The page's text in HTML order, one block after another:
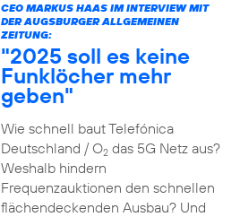
CEO MARKUS HAAS IM INTERVIEW MIT
DER AUGSBURGER ALLGEMEINEN
ZEITUNG:
"2025 soll es keine
Funklöcher mehr
geben"
Wie schnell baut Telefónica
Deutschland / O2das 5G Netz aus?
Weshalb hindern
Frequenzauktionen den schnellen
flächendeckenden Ausbau? Und